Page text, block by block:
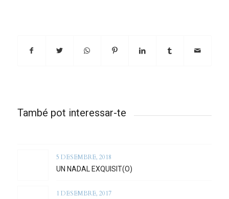
També pot interessar-te
5 DESEMBRE, 2018
UN NADAL EXQUISIT(O)
1 DESEMBRE, 2017